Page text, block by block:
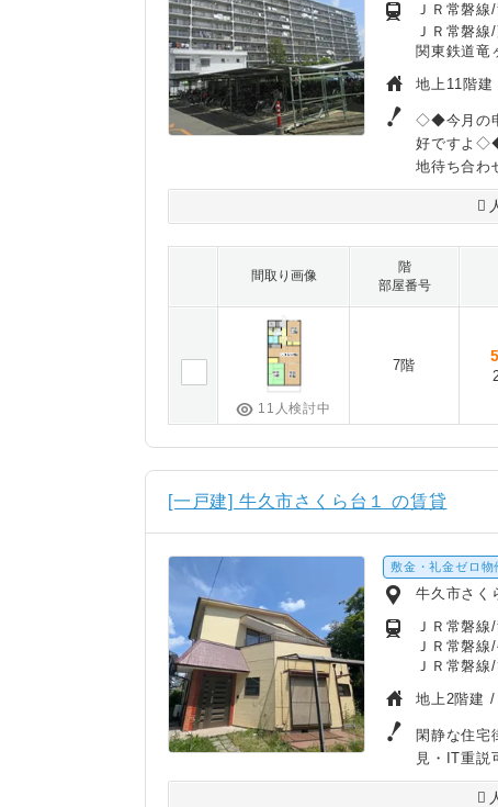
ＪＲ常磐
ＪＲ常磐
関東鉄道竜
地上11階建
◇◆今月の
好ですよ
地待ち合
間取り画像
階
部屋番号
11人検討中
7階
[一戸建] 牛久市さくら台１ の賃貸
敷金・礼金ゼロ物
牛久市さく
ＪＲ常磐
ＪＲ常磐線
ＪＲ常磐
地上2階建 /
閑静な住宅
見・IT重説